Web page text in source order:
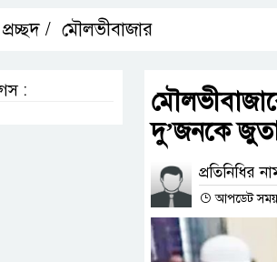
প্রচ্ছদ / মৌলভীবাজার
দু’জনকে
প্রতিনিধির
আপডেট সময়
: